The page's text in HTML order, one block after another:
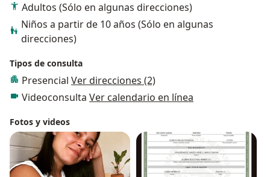
Adultos (Sólo en algunas direcciones)
Niños a partir de 10 años (Sólo en algunas
direcciones)
Tipos de consulta
Presencial Ver direcciones (2)
Videoconsulta Ver calendario en línea
Fotos y videos